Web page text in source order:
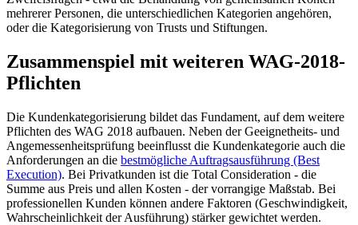
mehrerer Personen, die unterschiedlichen Kategorien angehören,
oder die Kategorisierung von Trusts und Stiftungen.
Zusammenspiel mit weiteren WAG-2018-
Pflichten
Die Kundenkategorisierung bildet das Fundament, auf dem weitere
Pflichten des WAG 2018 aufbauen. Neben der Geeignetheits- und
Angemessenheitsprüfung beeinflusst die Kundenkategorie auch die
Anforderungen an die bestmögliche Auftragsausführung (Best
Execution). Bei Privatkunden ist die Total Consideration - die
Summe aus Preis und allen Kosten - der vorrangige Maßstab. Bei
professionellen Kunden können andere Faktoren (Geschwindigkeit,
Wahrscheinlichkeit der Ausführung) stärker gewichtet werden.